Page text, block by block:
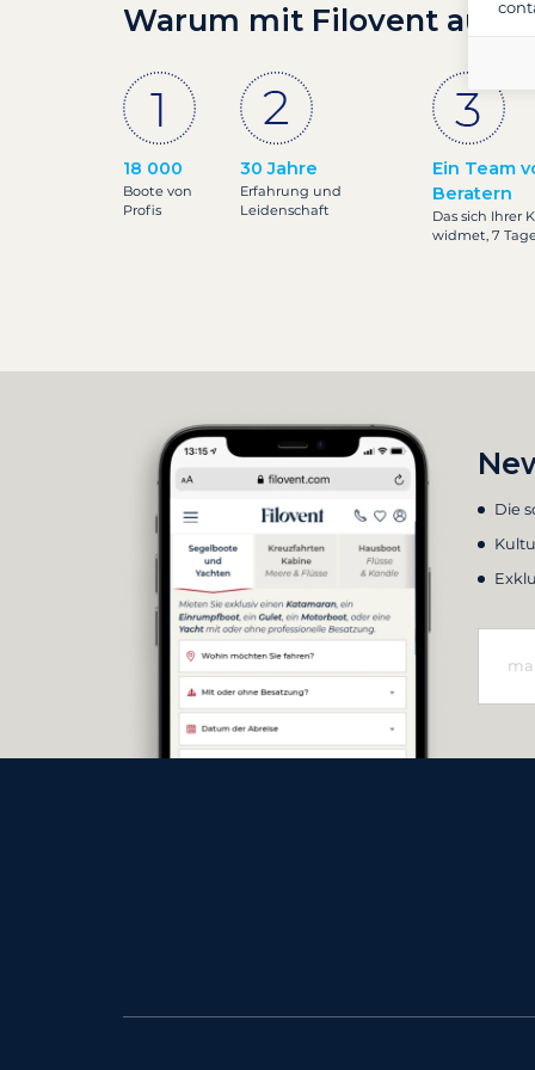
Warum mit Filovent auf
18 000
Boote von
Profis
30 Jahre
Erfahrung und
Leidenschaft
Ein Team
Beratern
Das sich Ihrer
widmet, 7
Die